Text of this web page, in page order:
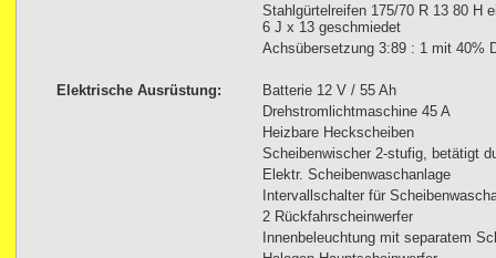
Stahlgürtelreifen 175/70 R 13 80 H
6 J x 13 geschmiedet
Achsübersetzung 3:89 : 1 mit 40%
Elektrische Ausrüstung:
Batterie 12 V / 55 Ah
Drehstromlichtmaschine 45 A
Heizbare Heckscheiben
Scheibenwischer 2-stufig, betätigt
Elektr. Scheibenwaschanlage
Intervallschalter für
2 Rückfahrscheinwerfer
Innenbeleuchtung mit separatem